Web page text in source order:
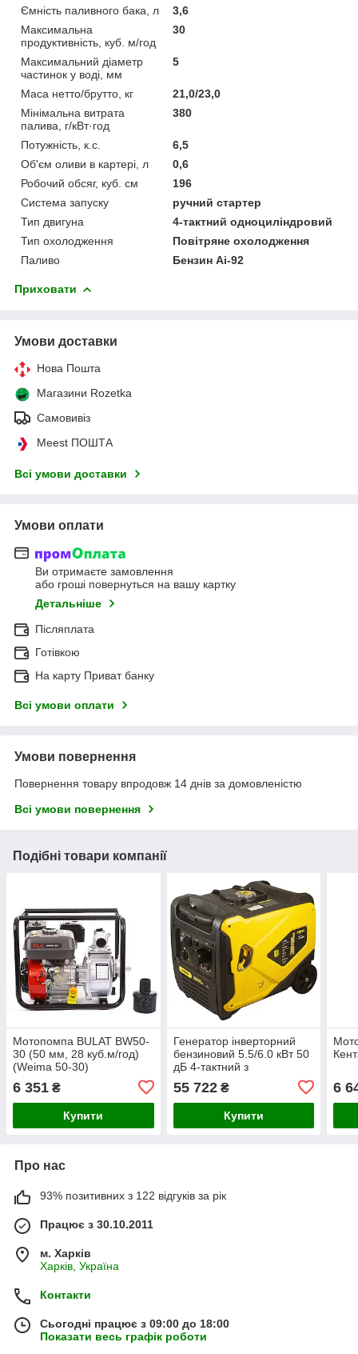
Ємність паливного бака, л
3,6
Максимальна
продуктивність, куб. м/год
30
Максимальний діаметр
частинок у воді, мм
5
Маса нетто/брутто, кг
21,0/23,0
Мінімальна витрата
палива, г/кВт·год
380
Потужність, к.с.
6,5
Об'єм оливи в картері, л
0,6
Робочий обсяг, куб. см
196
Система запуску
ручний стартер
Тип двигуна
4-тактний одноциліндровий
Тип охолодження
Повітряне охолодження
Паливо
Бензин Аі-92
Приховати
Умови доставки
Нова Пошта
Магазини Rozetka
Самовивіз
Meest ПОШТА
Всі умови доставки
Умови оплати
Ви отримаєте замовлення
або гроші повернуться на вашу картку
Детальніше
Післяплата
Готівкою
На карту Приват банку
Всі умови оплати
Умови повернення
Повернення товару впродовж 14 днів за домовленістю
Всі умови повернення
Подібні товари компанії
Мотопомпа BULAT BW50-
30 (50 мм, 28 куб.м/год)
(Weima 50-30)
6 351 ₴
Купити
Генератор інверторний
бензиновий 5.5/6.0 кВт 50
дБ 4-тактний з
SIGMA (5710691)
55 722₴
Купити
6
Про нас
93% позитивних з 122 відгуків за рік
Працює з 30.10.2011
м. Харків
Харків, Україна
Контакти
Сьогодні працює з 09:00 до 18:00
Показати весь графік роботи